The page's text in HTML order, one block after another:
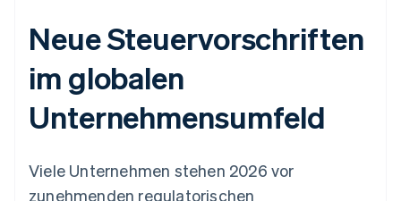
Neue Steuervorschriften
im globalen
Unternehmensumfeld
Viele Unternehmen stehen 2026 vor
zunehmenden regulatorischen